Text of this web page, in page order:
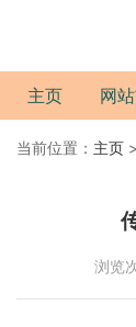
主页 网
当前位置： 主页 >
浏览